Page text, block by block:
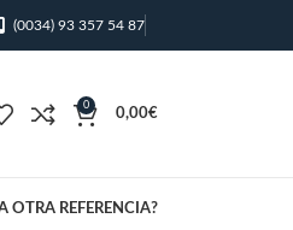
(0034) 93 357 54 87
0
0,00€
OTRA REFERENCIA?